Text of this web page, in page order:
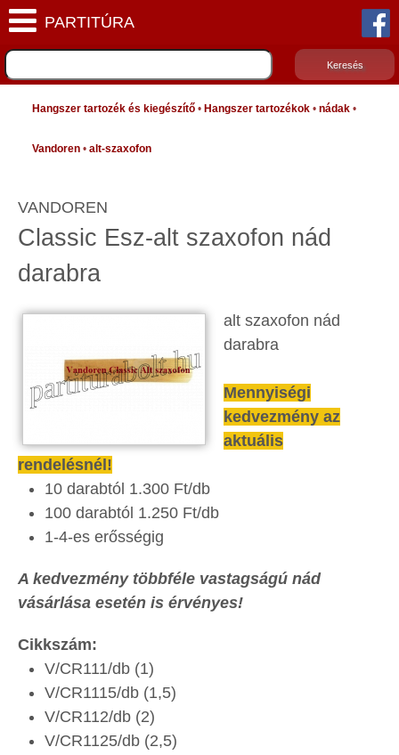
Hangszer tartozék és kiegészítő • Hangszer tartozékok • nádak •
Vandoren • alt-szaxofon
VANDOREN
Classic Esz-alt szaxofon nád
darabra
alt szaxofon nád
darabra
Mennyiségi
kedvezmény az
aktuális
rendelésnél!
10 darabtól 1.300 Ft/db
100 darabtól 1.250 Ft/db
1-4-es erősségig
A kedvezmény többféle vastagságú nád
vásárlása esetén is érvényes!
Cikkszám:
V/CR111/db (1)
V/CR1115/db (1,5)
V/CR112/db (2)
V/CR1125/db (2,5)